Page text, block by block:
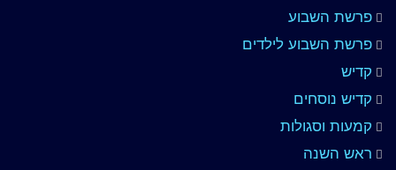
פרשת השבוע
פרשת השבוע לילדים
קדיש
קדיש נוסחים
קמעות וסגולות
ראש השנה